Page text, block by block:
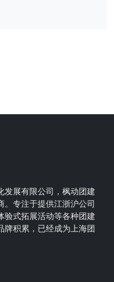
发展有限公司，枫动团建
。专注于提供江浙沪公司
验式拓展活动等各种团建
牌积累，已经成为上海团